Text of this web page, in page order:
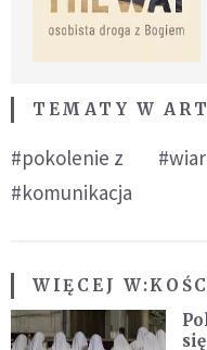
TEMATY W
#pokolenie z
#komunikacja
WIĘCEJ W: